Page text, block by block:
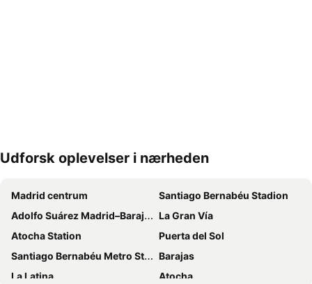
Udvid kort
Udforsk oplevelser i nærheden
Madrid centrum
Santiago Bernabéu Stadion
Adolfo Suárez Madrid–Barajas Airport
La Gran Vía
Atocha Station
Puerta del Sol
Santiago Bernabéu Metro Station
Barajas
La Latina
Atocha